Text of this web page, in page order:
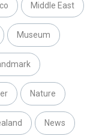
Middle East
Museum
Nature
News